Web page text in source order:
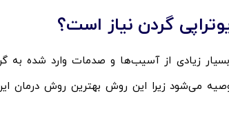
گردن نیاز است؟
بسیار زیادی از آسیب‌ها و صدمات وارد شده به
می‌شود زیرا این روش بهترین روش درمان